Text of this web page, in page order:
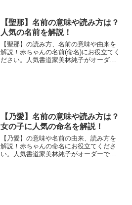
【聖那】名前の意味や読み方は？
人気の名前を解説！
【聖那】の読み方、名前の意味や由来を
解説！赤ちゃんの名前(命名)にお役立てく
ださい。人気書道家美林純子がオーダー
【乃愛】名前の意味や読み方は？
女の子に人気の命名を解説！
【乃愛】の意味や名前の由来、読み方を
解説！赤ちゃんの命名にお役立てくださ
い。人気書道家美林純子がオーダーで代